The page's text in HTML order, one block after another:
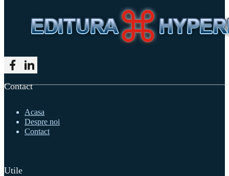
Follow me on Facebook
Follow me on LinkedIn
Contact
Acasa
Despre noi
Contact
Utile